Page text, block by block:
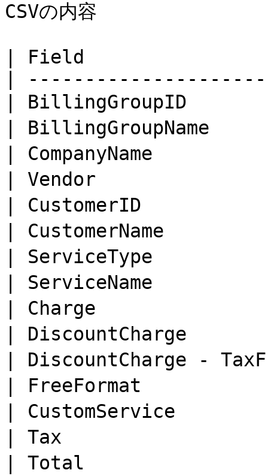
CSVの内容
| Field
|
| BillingGroupID
| BillingGroupName
| CompanyName
| Vendor
| CustomerID
| CustomerName
| ServiceType
| ServiceName
| Charge
| DiscountCharge
| DiscountCharge -
| FreeFormat
| CustomService
| Tax
| Total